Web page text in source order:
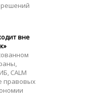
вне
CALM
правовых